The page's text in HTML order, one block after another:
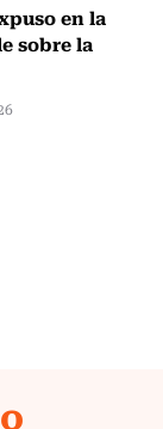
en la
sobre la